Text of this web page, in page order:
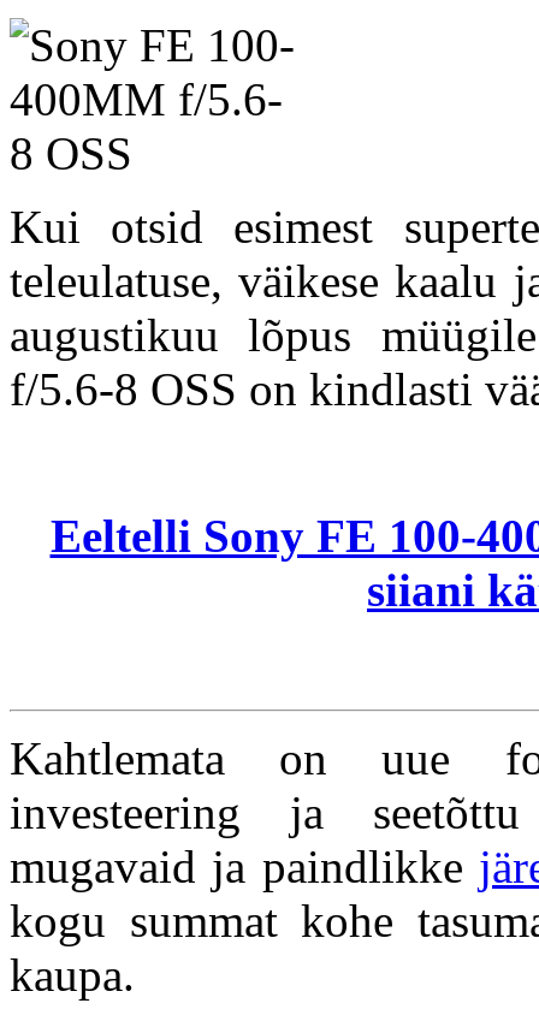
Kui otsid esimest
teleulatuse, väikese kaalu
augustikuu lõpus
f/5.6-8 OSS on kindlasti
Eeltelli Sony FE 100-
siiani
Kahtlemata on uue
investeering ja
mugavaid ja paindlikke
kogu summat kohe
kaupa.